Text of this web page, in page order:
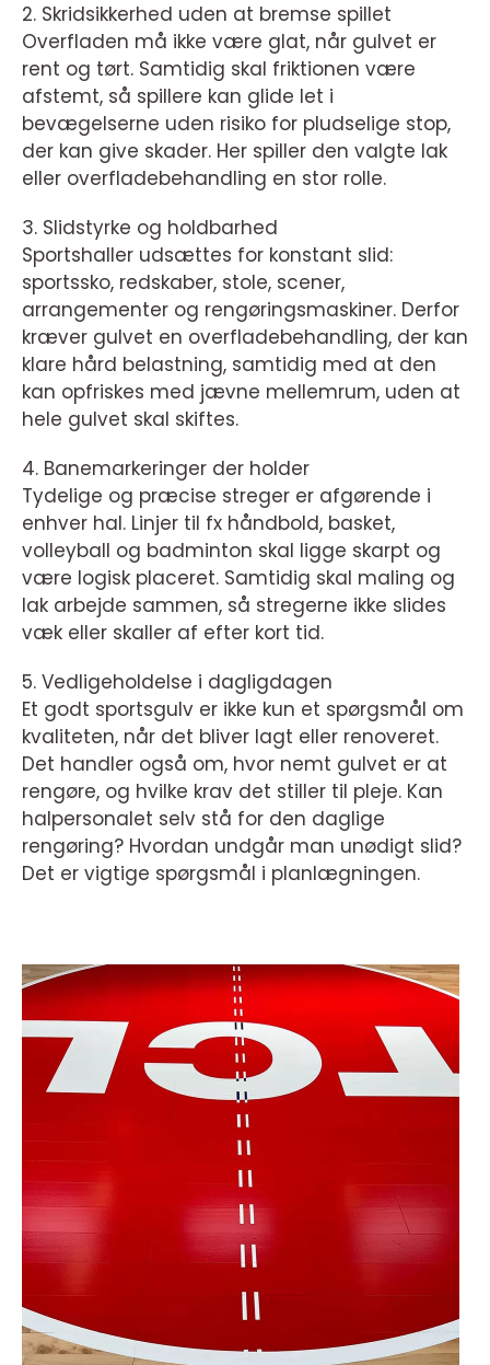
2. Skridsikkerhed uden at bremse spillet
Overfladen må ikke være glat, når gulvet er
rent og tørt. Samtidig skal friktionen være
afstemt, så spillere kan glide let i
bevægelserne uden risiko for pludselige stop,
der kan give skader. Her spiller den valgte lak
eller overfladebehandling en stor rolle.
3. Slidstyrke og holdbarhed
Sportshaller udsættes for konstant slid:
sportssko, redskaber, stole, scener,
arrangementer og rengøringsmaskiner. Derfor
kræver gulvet en overfladebehandling, der kan
klare hård belastning, samtidig med at den
kan opfriskes med jævne mellemrum, uden at
hele gulvet skal skiftes.
4. Banemarkeringer der holder
Tydelige og præcise streger er afgørende i
enhver hal. Linjer til fx håndbold, basket,
volleyball og badminton skal ligge skarpt og
være logisk placeret. Samtidig skal maling og
lak arbejde sammen, så stregerne ikke slides
væk eller skaller af efter kort tid.
5. Vedligeholdelse i dagligdagen
Et godt sportsgulv er ikke kun et spørgsmål om
kvaliteten, når det bliver lagt eller renoveret.
Det handler også om, hvor nemt gulvet er at
rengøre, og hvilke krav det stiller til pleje. Kan
halpersonalet selv stå for den daglige
rengøring? Hvordan undgår man unødigt slid?
Det er vigtige spørgsmål i planlægningen.